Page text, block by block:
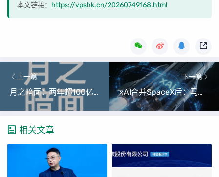
本文链接： https://vpshk.cn/20260749168.html
上一篇
月之暗面：两年超100亿美元估值，K2.5引领AI新纪元
下一篇
xAI合并SpaceX后：马斯克直接介入，团队压力激增
相关文章